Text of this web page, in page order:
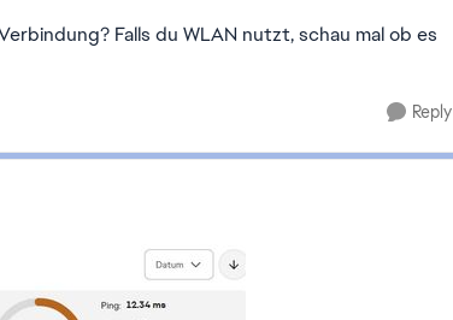
Falls du WLAN nutzt, schau mal ob es
Reply